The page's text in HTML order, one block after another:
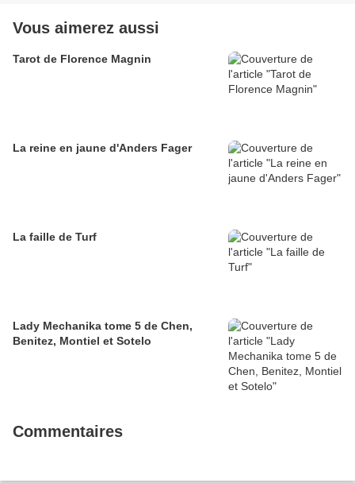
Vous aimerez aussi
Tarot de Florence Magnin
La reine en jaune d'Anders Fager
La faille de Turf
Lady Mechanika tome 5 de Chen,
Benitez, Montiel et Sotelo
Commentaires